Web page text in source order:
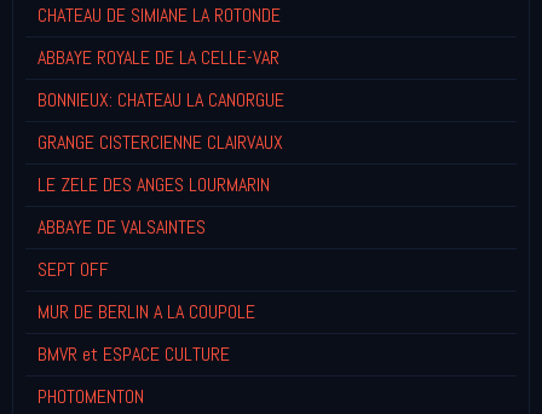
CHATEAU DE SIMIANE LA ROTONDE
ABBAYE ROYALE DE LA CELLE-VAR
BONNIEUX: CHATEAU LA CANORGUE
GRANGE CISTERCIENNE CLAIRVAUX
LE ZELE DES ANGES LOURMARIN
ABBAYE DE VALSAINTES
SEPT OFF
MUR DE BERLIN A LA COUPOLE
BMVR et ESPACE CULTURE
PHOTOMENTON